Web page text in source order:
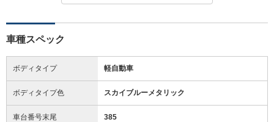
車種スペック
ボディタイプ 軽自動車
ボディタイプ色 スカイブルーメタリック
車台番号末尾 385